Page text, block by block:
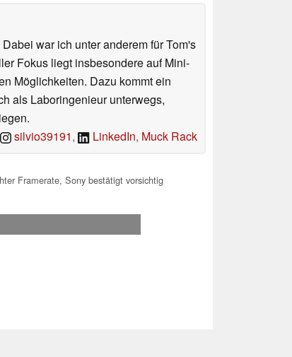
war ich unter anderem für Tom's
Fokus liegt insbesondere auf Mini-
Möglichkeiten. Dazu kommt ein
als Laboringenieur unterwegs,
silvio39191, LinkedIn, Muck Rack
Framerate, Sony bestätigt vorsichtig